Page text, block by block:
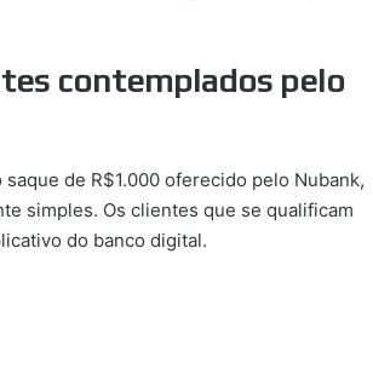
contemplados pelo
de R$1.000 oferecido pelo Nubank,
simples. Os clientes que se qualificam
do banco digital.